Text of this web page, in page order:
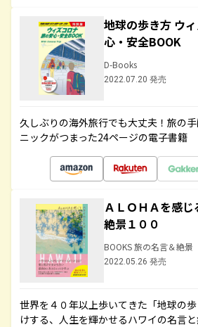
地球の歩き方 ウ
心・安全BOOK
D-Books
2022.07.20 発売
久しぶりの海外旅行でも大丈夫！旅の
ニックがつまった24ページの電子書籍
ＡＬＯＨＡを感
絶景１００
BOOKS 旅の名言＆絶景
2022.05.26 発売
世界を４０年以上歩いてきた「地球の
けする、人生を輝かせるハワイの名言